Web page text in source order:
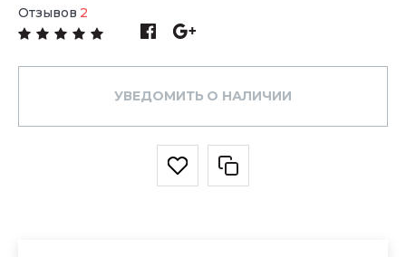
Отзывов 2
УВЕДОМИТЬ О НАЛИЧИИ